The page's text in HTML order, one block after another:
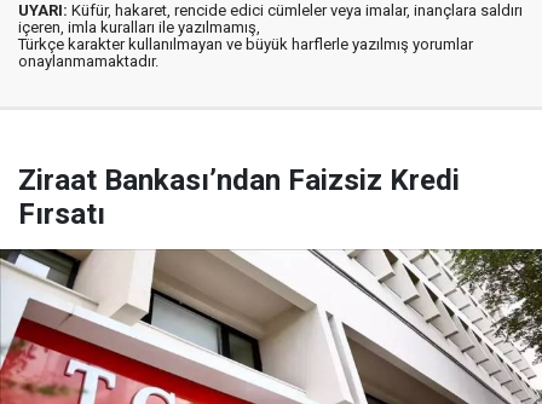
UYARI: Küfür, hakaret, rencide edici cümleler veya imalar, inançlara saldırı
içeren, imla kuralları ile yazılmamış,
Türkçe karakter kullanılmayan ve büyük harflerle yazılmış yorumlar
onaylanmamaktadır.
Ziraat Bankası’ndan Faizsiz Kredi
Fırsatı